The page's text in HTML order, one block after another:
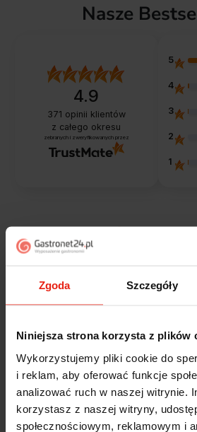
Zgoda Szczegóły
Niniejsza strona korzysta z plików
Wykorzystujemy pliki cookie do
i reklam, aby oferować funkcje
analizować ruch w naszej witrynie.
korzystasz z naszej witryny,
społecznościowym, reklamowym i
Nasze
4.9
371 opinii klientów
z całego okresu
zebranych i zweryfikowanych przez
5
4
3
2
1
5
Jestem zaskoczona, że ta paczka
szybko. Paczka dotarła cała i
sprawnie, bez problemów. Bardzo
klienta.
dzisiaj